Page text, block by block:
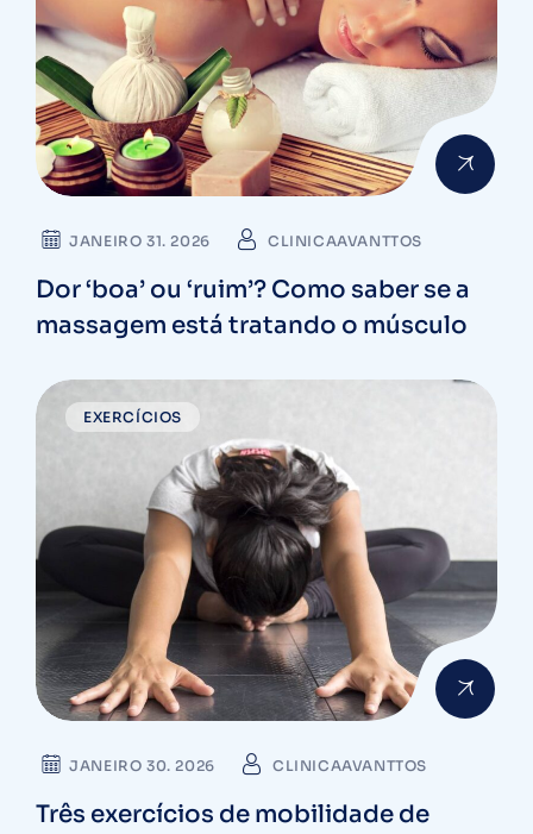
JANEIRO 31. 2026 CLINICAAVANTTOS
Dor ‘boa’ ou ‘ruim’? Como saber se a
massagem está tratando o músculo
EXERCÍCIOS
JANEIRO 30. 2026 CLINICAAVANTTOS
Três exercícios de mobilidade de